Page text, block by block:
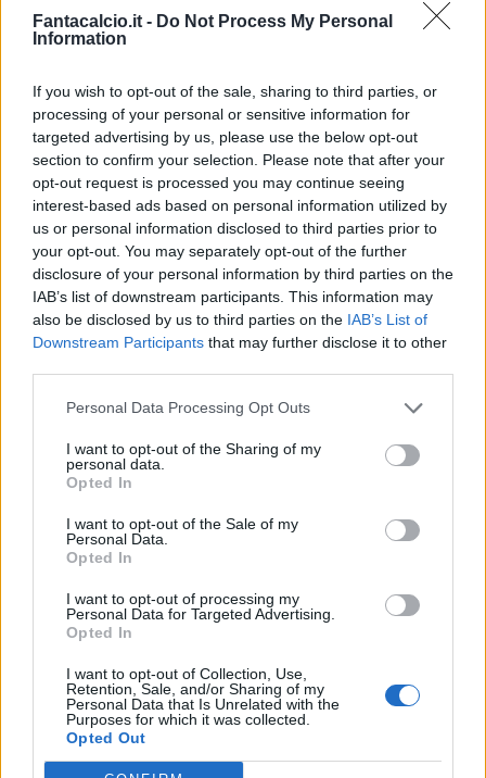
Fantacalcio.it - Do Not Process My Personal
Information
If you wish to opt-out of the sale, sharing to third parties, or
processing of your personal or sensitive information for
targeted advertising by us, please use the below opt-out
section to confirm your selection. Please note that after your
opt-out request is processed you may continue seeing
interest-based ads based on personal information utilized by
us or personal information disclosed to third parties prior to
your opt-out. You may separately opt-out of the further
disclosure of your personal information by third parties on the
IAB’s list of downstream participants. This information may
also be disclosed by us to third parties on the IAB’s List of
Downstream Participants that may further disclose it to other
Personal Data Processing Opt Outs
I want to opt-out of the Sharing of my
personal data.
Opted In
I want to opt-out of the Sale of my
Personal Data.
Opted In
I want to opt-out of processing my
Personal Data for Targeted Advertising.
Opted In
I want to opt-out of Collection, Use,
Retention, Sale, and/or Sharing of my
Personal Data that Is Unrelated with the
Purposes for which it was collected.
Opted Out
approdare in Serie A.
panchina
SecondoSky Sport , oggi può essere la giornata
decisiva: a muovere il primo passo potrebbe
essere proprio il Torino, che nelle prossime ore
scioglierà le riserve e proverà ad anticipare la
concorrenza. Con Grosso ormai in uscita, il
Sassuolo attende di capire quale sarà la scelta
del prossimo allenatore.
Autore